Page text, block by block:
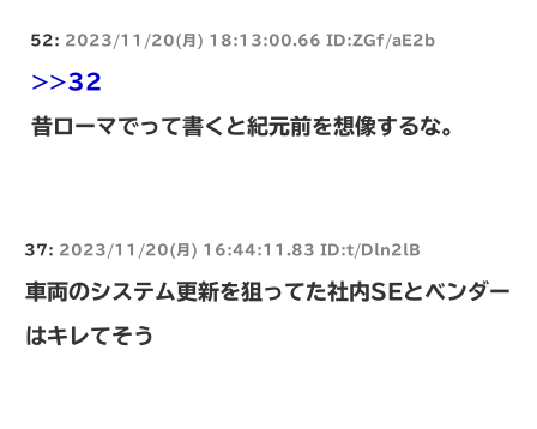
52: 2023/11/20(月) 18:13:00.66 ID:ZGf/aE2b
>>32
昔ローマでって書くと紀元前を想像するな。
37: 2023/11/20(月) 16:44:11.83 ID:t/Dln2lB
車両のシステム更新を狙ってた社内SEとベンダー
はキレてそう